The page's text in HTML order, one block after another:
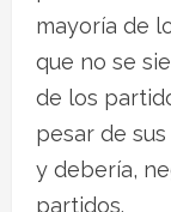
mayoría de
que no se
de los
pesar de
y debería,
partidos.